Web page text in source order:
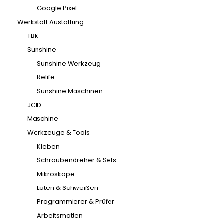
Google Pixel
Werkstatt Austattung
TBK
Sunshine
Sunshine Werkzeug
Relife
Sunshine Maschinen
JCID
Maschine
Werkzeuge & Tools
Kleben
Schraubendreher & Sets
Mikroskope
Löten & Schweißen
Programmierer & Prüfer
Arbeitsmatten